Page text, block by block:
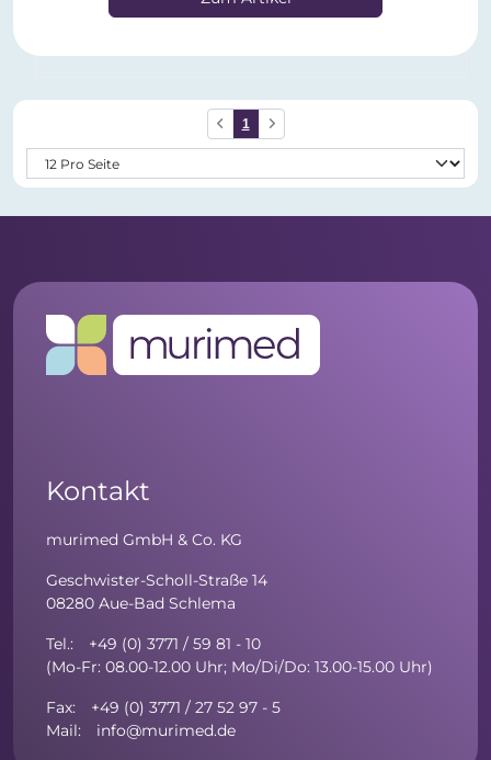
1
Kontakt
murimed GmbH & Co. KG
Geschwister-Scholl-Straße 14
08280 Aue-Bad Schlema
Tel.: +49 (0) 3771 / 59 81 - 10
(Mo-Fr: 08.00-12.00 Uhr; Mo/Di/Do: 13.00-15.00 Uhr)
Fax: +49 (0) 3771 / 27 52 97 - 5
Mail: info@murimed.de